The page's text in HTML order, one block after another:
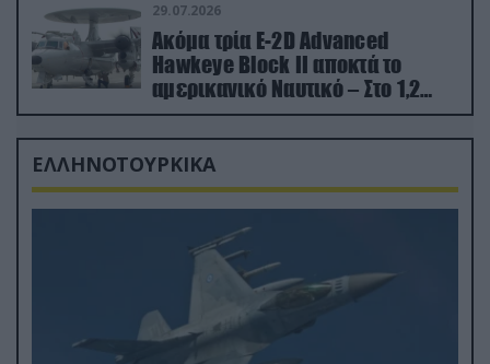
29.07.2026
Ακόμα τρία E-2D Advanced
Hawkeye Block II αποκτά το
αμερικανικό Ναυτικό – Στο 1,2
δισ.δολάρια το κόστος
ΕΛΛΗΝΟΤΟΥΡΚΙΚΑ